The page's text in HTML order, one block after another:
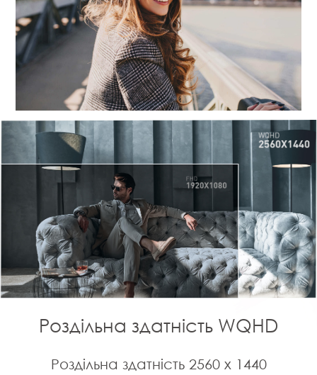
Роздільна здатність WQHD
Роздільна здатність 2560 x 1440